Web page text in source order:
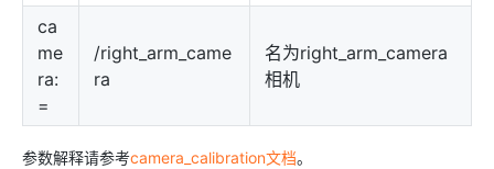
ca
me
ra:
=
/right_arm_came
ra
名为right_arm_camera
相机
参数解释请参考camera_calibration文档。